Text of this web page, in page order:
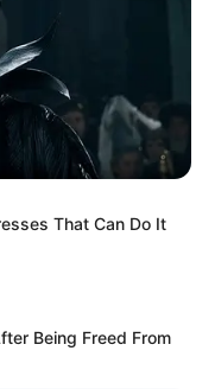
That Can Do It
Being Freed From